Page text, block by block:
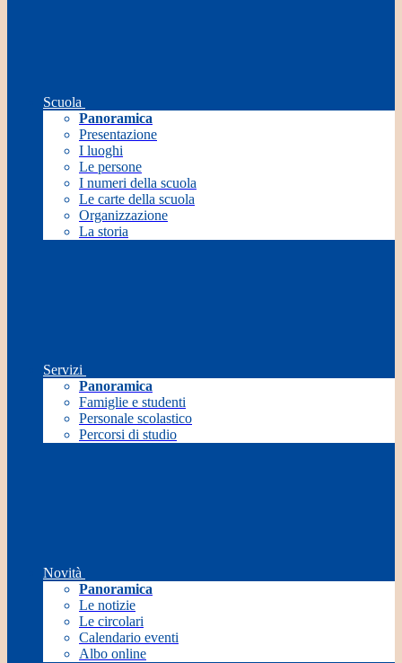
Scuola
Panoramica
Presentazione
I luoghi
Le persone
I numeri della scuola
Le carte della scuola
Organizzazione
La storia
Servizi
Panoramica
Famiglie e studenti
Personale scolastico
Percorsi di studio
Novità
Panoramica
Le notizie
Le circolari
Calendario eventi
Albo online